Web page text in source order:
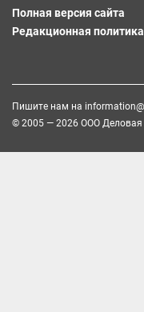
Полная версия сайта
Редакционная политика
Пишите нам на
© 2005 — 2026 ООО Деловая